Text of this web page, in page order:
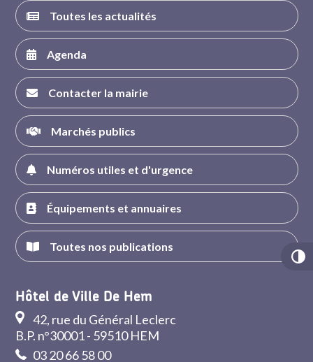
Toutes les actualités
Agenda
Contacter la mairie
Marchés publics
Numéros utiles et d'urgence
Équipements et annuaires
Toutes nos publications
Hôtel de Ville De Hem
42, rue du Général Leclerc
B.P. n°30001 - 59510 HEM
03 20 66 58 00